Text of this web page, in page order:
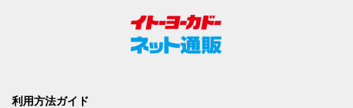
利用方法ガイド